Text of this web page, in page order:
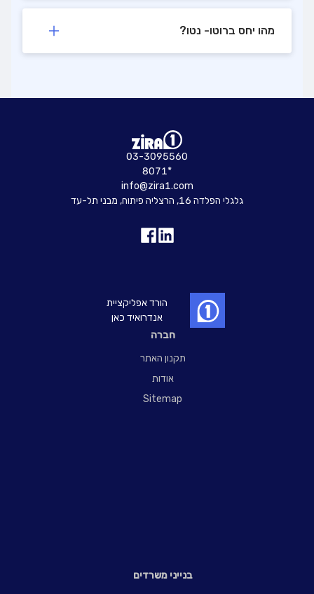
מהו יחס ברוטו- נטו?
חברה
תקנון האתר
אודות
Sitemap
בנייני משרדים
03-3095560
8071*
info@zira1.com
גלגלי הפלדה 16, הרצליה פיתוח, מבני תל-עד
הורד אפליקציית
אנדרואיד כאן